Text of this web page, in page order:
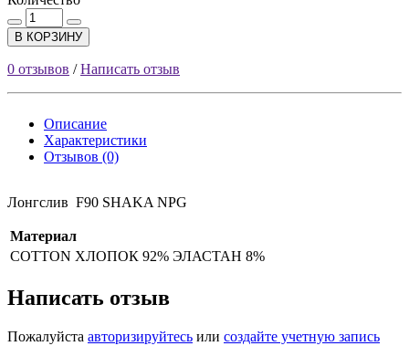
В КОРЗИНУ
0 отзывов /Написать отзыв
Описание
Характеристики
Отзывов (0)
Лонгслив F90 SHAKA NPG
Материал
COTTON ХЛОПОК 92% ЭЛАСТАН 8%
Написать отзыв
Пожалуйста авторизируйтесь или создайте учетную запись